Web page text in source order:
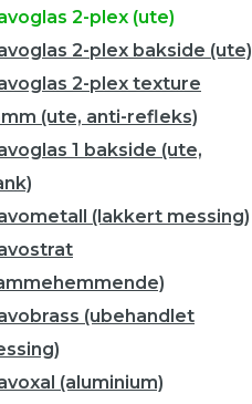
2-plex (ute)
2-plex bakside (ute)
2-plex texture
(ute, anti-refleks)
1 bakside (ute,
(lakkert messing)
(ubehandlet
(aluminium)